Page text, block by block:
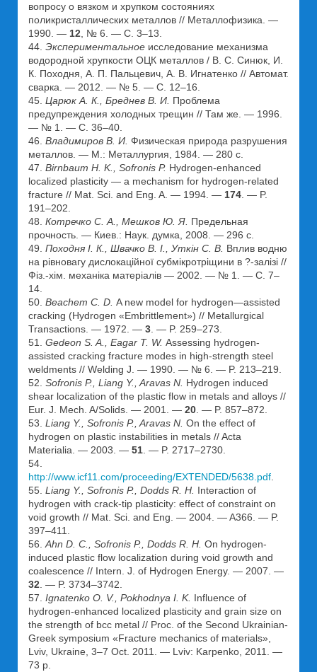
вопросу о вязком и хрупком состояниях
поликристаллических металлов // Металлофизика. —
1990. — 12 , № 6. — С. 3–13.
44. Экспериментальное исследование механизма
водородной хрупкости ОЦК металлов / В. С. Синюк, И.
К. Походня, А. П. Пальцевич, А. В. Игнатенко // Автомат.
сварка. — 2012. — № 5. — С. 12–16.
45. Царюк А. К., Бреднев В. И. Проблема
предупреждения холодных трещин // Там же. — 1996.
— № 1. — С. 36–40.
46. Владимиров В. И. Физическая природа разрушения
металлов. — М.: Металлургия, 1984. — 280 с.
47. Birnbaum H. K., Sofronis P. Hydrogen-enhanced
localized plasticity — a mechanism for hydrogen-related
fracture // Mat. Sci. and Eng. A. — 1994. — 174 . — P.
191–202.
48. Котречко С. А., Мешков Ю. Я. Предельная
прочность. — Киев.: Наук. думка, 2008. — 296 с.
49. Походня І. К., Швачко В. І., Уткін С. В. Вплив водню
на рівновагу дислокаційної субмікротріщини в ?-залізі //
Фіз.-хім. механіка матеріалів — 2002. — № 1. — С. 7–
14.
50. Beachem C. D. A new model for hydrogen—assisted
cracking (Hydrogen «Embrittlement») // Metallurgical
Transactions. — 1972. — 3 . — P. 259–273.
51. Gedeon S. A., Eagar T. W. Assessing hydrogen-
assisted cracking fracture modes in high-strength steel
weldments // Welding J. — 1990. — № 6. — P. 213–219.
52. Sofronis P., Liang Y., Aravas N. Hydrogen induced
shear localization of the plastic flow in metals and alloys //
Eur. J. Mech. A/Solids. — 2001. — 20 . — P. 857–872.
53. Liang Y., Sofronis P., Aravas N. On the effect of
hydrogen on plastic instabilities in metals // Acta
Materialia. — 2003. — 51 . — P. 2717–2730.
54.
http://www.icf11.com/proceeding/EXTENDED/5638.pdf
55. Liang Y., Sofronis P., Dodds R. H. Interaction of
hydrogen with crack-tip plasticity: effect of constraint on
void growth // Mat. Sci. and Eng. — 2004. — A366. — P.
397–411.
56. Ahn D. C., Sofronis P., Dodds R. H. On hydrogen-
induced plastic flow localization during void growth and
coalescence // Intern. J. of Hydrogen Energy. — 2007. —
32 . — P. 3734–3742.
57. Ignatenko O. V., Pokhodnya I. K. Influence of
hydrogen-enhanced localized plasticity and grain size on
the strength of bcc metal // Proc. of the Second Ukrainian-
Greek symposium «Fracture mechanics of materials»,
Lviv, Ukraine, 3–7 Oct. 2011. — Lviv: Karpenko, 2011. —
73 p.